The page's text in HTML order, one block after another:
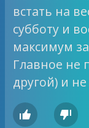
встать на
субботу и
максимум
Главное не
другой) и
 